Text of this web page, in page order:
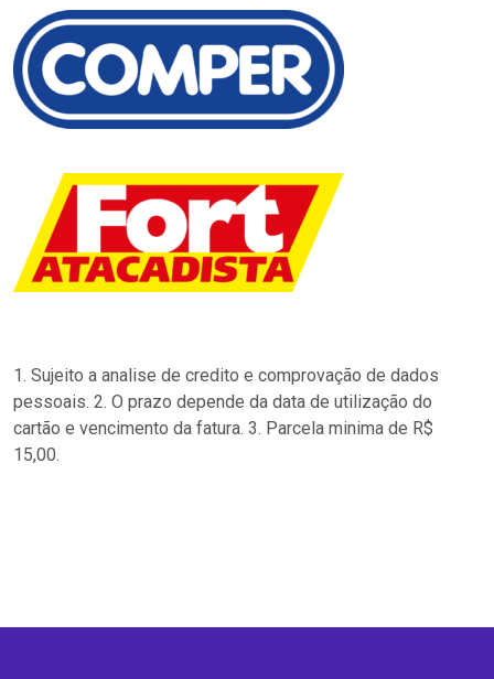
1. Sujeito a analise de credito e comprovação de dados
pessoais. 2. O prazo depende da data de utilização do
cartão e vencimento da fatura. 3. Parcela minima de R$
15,00.